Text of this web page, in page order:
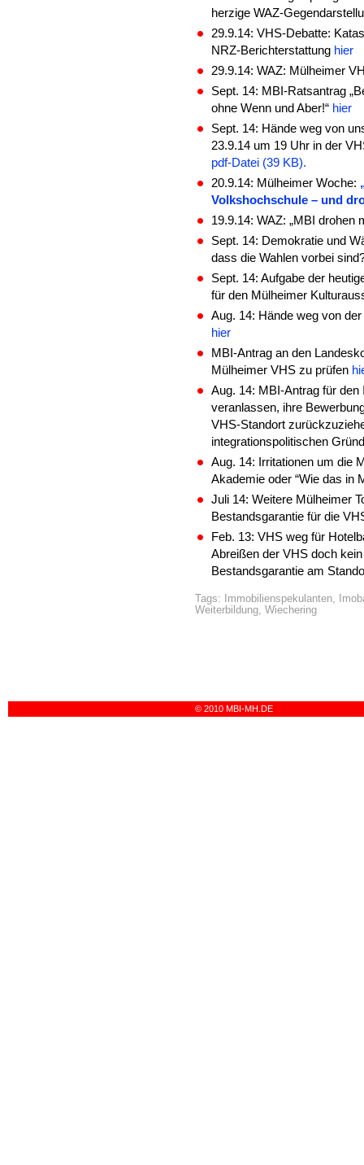
herzige WAZ-
29.9.14: VHS-Debatte:
NRZ-Berichterstattung hier
29.9.14: WAZ: Mülheimer
Sept. 14: MBI-Ratsantrag
ohne Wenn und Aber!“ hier
Sept. 14: Hände weg von
23.9.14 um 19 Uhr in der
pdf-Datei (39 KB).
20.9.14: Mülheimer Woche:
Volkshochschule – und
19.9.14: WAZ: „MBI drohen
Sept. 14: Demokratie und
dass die Wahlen vorbei
Sept. 14: Aufgabe der
für den Mülheimer
Aug. 14: Hände weg von
hier
MBI-Antrag an den
Mülheimer VHS zu prüfen
Aug. 14: MBI-Antrag für
veranlassen, ihre
VHS-Standort
integrationspolitischen
Aug. 14: Irritationen um die
Akademie oder “Wie das in
Juli 14: Weitere Mülheimer
Bestandsgarantie für die
Feb. 13: VHS weg für
Abreißen der VHS doch
Bestandsgarantie am
Tags: Immobilienspekulanten,
Weiterbildung, Wiechering
© 2010 MBI-MH.DE